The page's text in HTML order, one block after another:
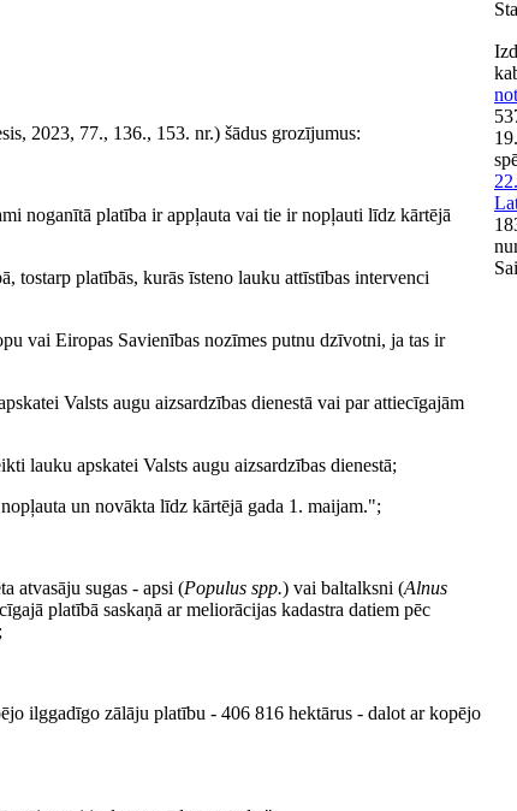
2023, 77., 136., 153. nr.) šādus grozījumus:
noganītā platība ir appļauta vai tie ir nopļauti līdz kārtējā
tostarp platībās, kurās īsteno lauku attīstības intervenci
vai Eiropas Savienības nozīmes putnu dzīvotni, ja tas ir
Valsts augu aizsardzības dienestā vai par attiecīgajām
lauku apskatei Valsts augu aizsardzības dienestā;
un novākta līdz kārtējā gada 1. maijam.";
atvasāju sugas - apsi (Populus spp.) vai baltalksni (Alnus
platībā saskaņā ar meliorācijas kadastra datiem pēc
ilggadīgo zālāju platību - 406 816 hektārus - dalot ar kopējo